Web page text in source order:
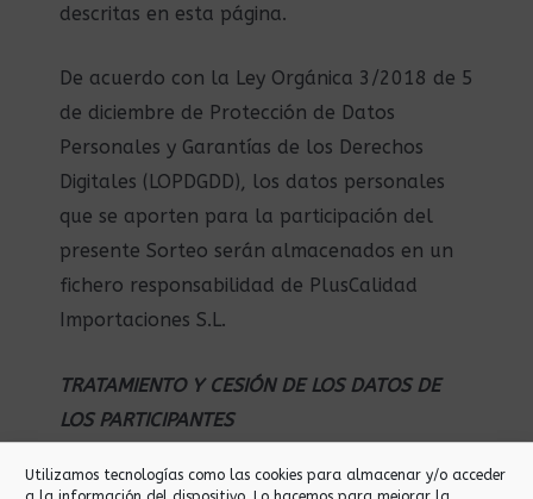
Utilizamos tecnologías como las cookies para almacenar y/o acceder
descritas en esta página.
De acuerdo con la Ley Orgánica 3/2018 de 5
de diciembre de Protección de Datos
Personales y Garantías de los Derechos
Digitales (LOPDGDD), los datos personales
que se aporten para la participación del
presente Sorteo serán almacenados en un
fichero responsabilidad de PlusCalidad
Importaciones S.L.
TRATAMIENTO Y CESIÓN DE LOS DATOS DE
LOS PARTICIPANTES
Los datos de los participantes en el